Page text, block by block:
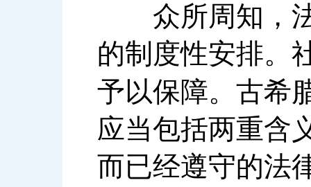
众所周知，法
的制度性安排。
予以保障。古希
应当包括两重含
而已经遵守的法